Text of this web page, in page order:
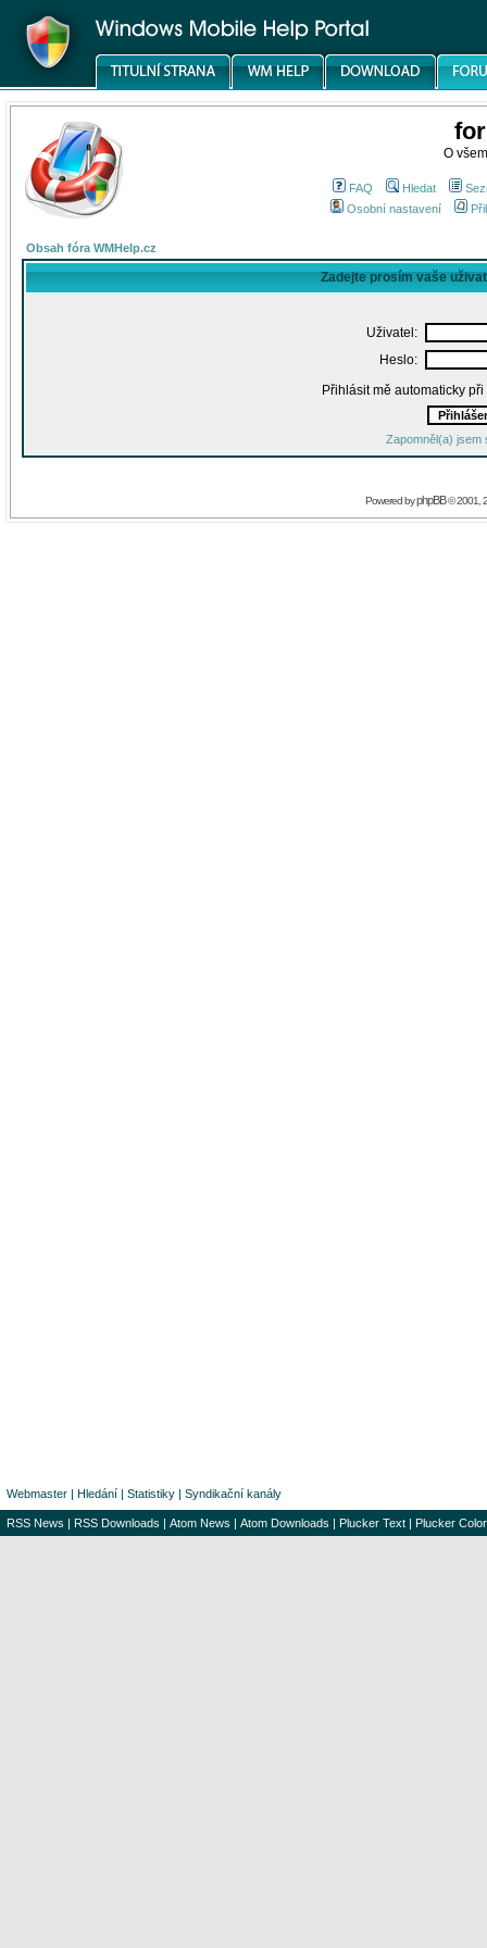
O
FAQ Hledat
Osobní nastavení
Obsah fóra WMHelp.cz
Zadejte prosím vaše
Uživatel:
Heslo:
Přihlásit mě automaticky
Zapomněl(a) jsem
Powered byphpBB© 2001,
Webmaster | Hledání | Statistiky | Syndikační kanály
RSS News | RSS Downloads | Atom News | Atom Downloads | Plucker Text | Plucker Color